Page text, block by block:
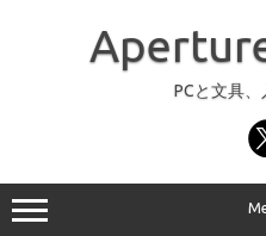
PCと文具